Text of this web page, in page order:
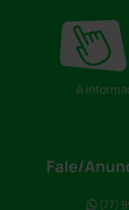
A
Fale/
(77)